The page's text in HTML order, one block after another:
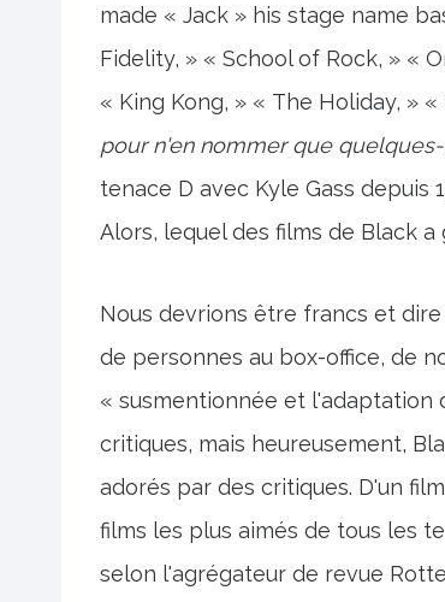
made « Jack » his stage name
Fidelity, » « School of Rock, » «
« King Kong, » « The Holiday, »
pour n'en nommer que
tenace D avec Kyle Gass depuis
Alors, lequel des films de Black
Nous devrions être francs et
de personnes au box-office, de
« susmentionnée et l'adaptation
critiques, mais heureusement,
adorés par des critiques. D'un
films les plus aimés de tous les
selon l'agrégateur de revue